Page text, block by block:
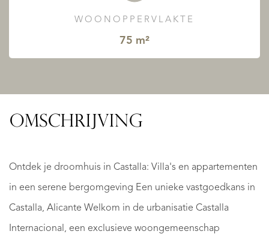
WOONOPPERVLAKTE
75 m²
OMSCHRIJVING
Ontdek je droomhuis in Castalla: Villa's en appartementen
in een serene bergomgeving Een unieke vastgoedkans in
Castalla, Alicante Welkom in de urbanisatie Castalla
Internacional, een exclusieve woongemeenschap